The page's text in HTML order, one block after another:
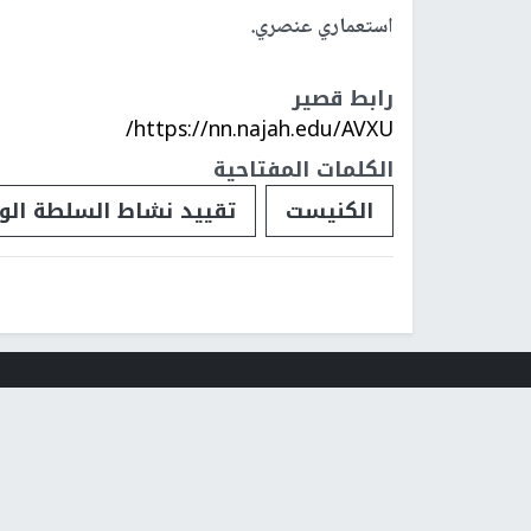
استعماري عنصري.
رابط قصير
https://nn.najah.edu/AVXU/
الكلمات المفتاحية
الكنيست
تقييد نشاط السلطة